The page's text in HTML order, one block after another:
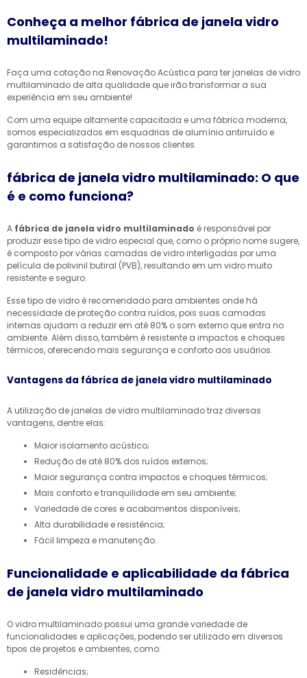
Conheça a melhor fábrica de janela vidro
multilaminado!
Faça uma cotação na Renovação Acústica para ter janelas de vidro
multilaminado de alta qualidade que irão transformar a sua
experiência em seu ambiente!
Com uma equipe altamente capacitada e uma fábrica moderna,
somos especializados em esquadrias de alumínio antirruído e
garantimos a satisfação de nossos clientes.
fábrica de janela vidro multilaminado: O que
é e como funciona?
A fábrica de janela vidro multilaminado é responsável por
produzir esse tipo de vidro especial que, como o próprio nome sugere,
é composto por várias camadas de vidro interligadas por uma
película de polivinil butiral (PVB), resultando em um vidro muito
resistente e seguro.
Esse tipo de vidro é recomendado para ambientes onde há
necessidade de proteção contra ruídos, pois suas camadas
internas ajudam a reduzir em até 80% o som externo que entra no
ambiente. Além disso, também é resistente a impactos e choques
térmicos, oferecendo mais segurança e conforto aos usuários.
Vantagens da fábrica de janela vidro multilaminado
A utilização de janelas de vidro multilaminado traz diversas
vantagens, dentre elas:
Maior isolamento acústico;
Redução de até 80% dos ruídos externos;
Maior segurança contra impactos e choques térmicos;
Mais conforto e tranquilidade em seu ambiente;
Variedade de cores e acabamentos disponíveis;
Alta durabilidade e resistência;
Fácil limpeza e manutenção.
Funcionalidade e aplicabilidade da fábrica
de janela vidro multilaminado
O vidro multilaminado possui uma grande variedade de
funcionalidades e aplicações, podendo ser utilizado em diversos
tipos de projetos e ambientes, como:
Residências;